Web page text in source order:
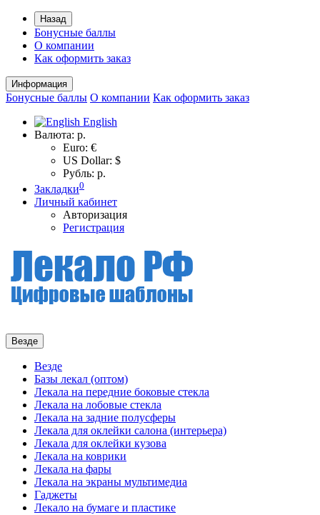
Назад
Бонусные баллы
О компании
Как оформить заказ
Информация
Бонусные баллы О компании Как оформить заказ
English
Валюта: р.
Euro: €
US Dollar: $
Рубль: р.
Закладки0
Личный кабинет
Авторизация
Регистрация
Везде
Везде
Базы лекал (оптом)
Лекала на передние боковые стекла
Лекала на лобовые стекла
Лекала на задние полусферы
Лекала для оклейки салона (интерьера)
Лекала для оклейки кузова
Лекала на коврики
Лекала на фары
Лекала на экраны мультимедиа
Гаджеты
Лекало на бумаге и пластике